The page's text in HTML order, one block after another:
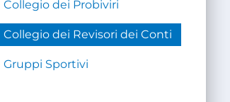
Collegio dei Probiviri
Collegio dei Revisori dei Conti
Gruppi Sportivi